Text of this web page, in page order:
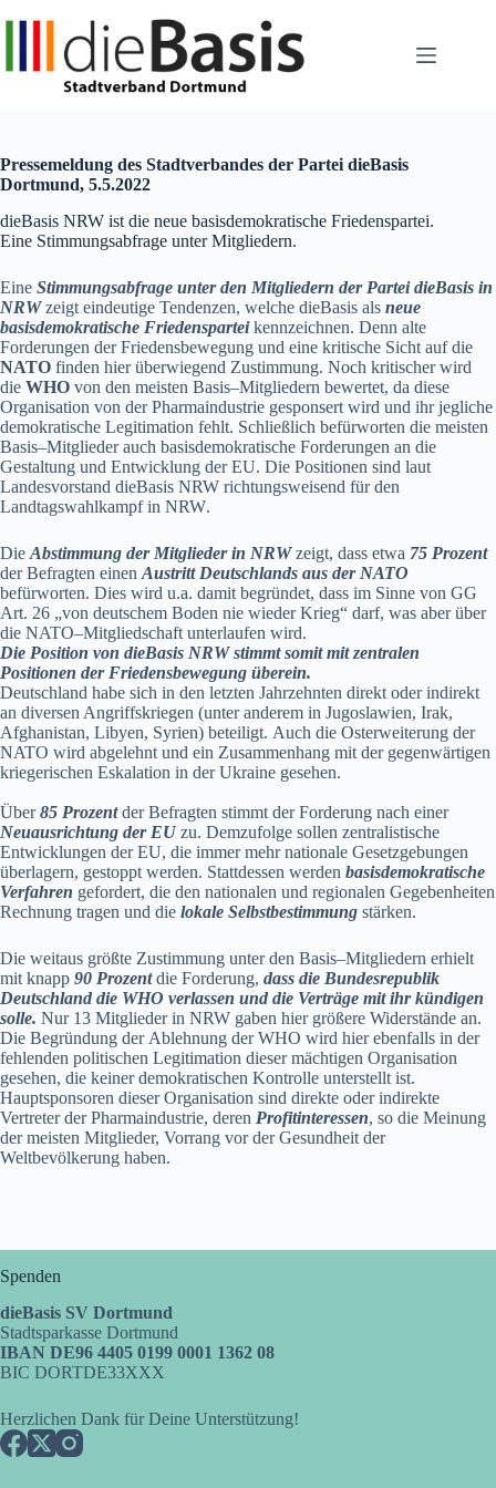
Pressemeldung des Stadtverbandes der Partei dieBasis
Dortmund, 5.5.2022
dieBasis NRW ist die neue basisdemokratische Friedenspartei.
Eine Stimmungsabfrage unter Mitgliedern.
Eine Stimmungsabfrage unter den Mitgliedern der Partei dieBasis in
NRW zeigt eindeutige Tendenzen, welche dieBasis als neue
basisdemokratische Friedenspartei kennzeichnen. Denn alte
Forderungen der Friedensbewegung und eine kritische Sicht auf die
NATO finden hier überwiegend Zustimmung. Noch kritischer wird
die WHO von den meisten Basis–Mitgliedern bewertet, da diese
Organisation von der Pharmaindustrie gesponsert wird und ihr jegliche
demokratische Legitimation fehlt. Schließlich befürworten die meisten
Basis–Mitglieder auch basisdemokratische Forderungen an die
Gestaltung und Entwicklung der EU. Die Positionen sind laut
Landesvorstand dieBasis NRW richtungsweisend für den
Landtagswahlkampf in NRW.
Die Abstimmung der Mitglieder in NRW zeigt, dass etwa 75 Prozent
der Befragten einen Austritt Deutschlands aus der NATO
befürworten. Dies wird u.a. damit begründet, dass im Sinne von GG
Art. 26 „von deutschem Boden nie wieder Krieg“ darf, was aber über
die NATO–Mitgliedschaft unterlaufen wird.
Die Position von dieBasis NRW stimmt somit mit zentralen
Positionen der Friedensbewegung überein.
Deutschland habe sich in den letzten Jahrzehnten direkt oder indirekt
an diversen Angriffskriegen (unter anderem in Jugoslawien, Irak,
Afghanistan, Libyen, Syrien) beteiligt. Auch die Osterweiterung der
NATO wird abgelehnt und ein Zusammenhang mit der gegenwärtigen
kriegerischen Eskalation in der Ukraine gesehen.
Über 85 Prozent der Befragten stimmt der Forderung nach einer
Neuausrichtung der EU zu. Demzufolge sollen zentralistische
Entwicklungen der EU, die immer mehr nationale Gesetzgebungen
überlagern, gestoppt werden. Stattdessen werden basisdemokratische
Verfahren gefordert, die den nationalen und regionalen Gegebenheiten
Rechnung tragen und die lokale Selbstbestimmung stärken.
Die weitaus größte Zustimmung unter den Basis–Mitgliedern erhielt
mit knapp 90 Prozent die Forderung, dass die Bundesrepublik
Deutschland die WHO verlassen und die Verträge mit ihrkündigen
solle. Nur 13 Mitglieder in NRW gaben hier größere Widerstände an.
Die Begründung der Ablehnung der WHO wird hier ebenfalls in der
fehlenden politischen Legitimation dieser mächtigen Organisation
gesehen, die keiner demokratischen Kontrolle unterstellt ist.
Hauptsponsoren dieserOrganisation sind direkte oder indirekte
Vertreter der Pharmaindustrie, deren Profitinteressen, so die Meinung
der meisten Mitglieder, Vorrang vor der Gesundheit der
Weltbevölkerung haben.
Spenden
dieBasis SV Dortmund
Stadtsparkasse Dortmund
IBAN DE96 4405 0199 0001 1362 08
BIC DORTDE33XXX
Herzlichen Dank für Deine Unterstützung!